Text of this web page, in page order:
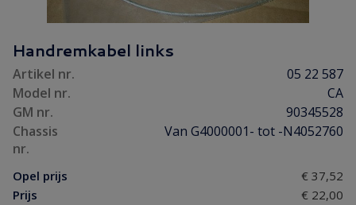
Handremkabel links
Artikel nr.
05 22 587
Model nr.
CA
GM nr.
90345528
Chassis
nr.
Van G4000001- tot -N4052760
Opel prijs
€ 37,52
Prijs
€ 22,00